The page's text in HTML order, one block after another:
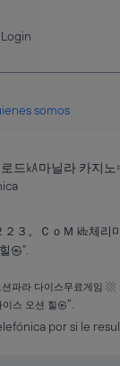
Login
somos
드㎄마닐라 카지
(página
３。ＣｏＭ ㎑체
㉿".
션파라 다이스무료게임 ▧
스 오션 힐㉿".
por si le